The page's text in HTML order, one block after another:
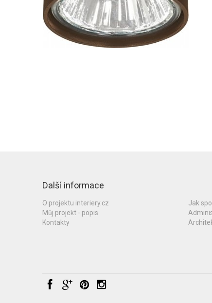
Další informace
O projektu interiery.cz
Můj projekt - popis
Kontakty
Jak